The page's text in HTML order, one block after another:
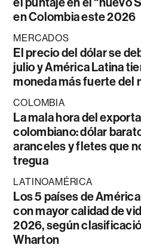
en Colombia este 2026
MERCADOS
El precio del dólar se
julio y América Latina
moneda más fuerte del
COLOMBIA
La mala hora del
colombiano: dólar
aranceles y fletes que
tregua
LATINOAMÉRICA
Los 5 países de
con mayor calidad de
2026, según
Wharton